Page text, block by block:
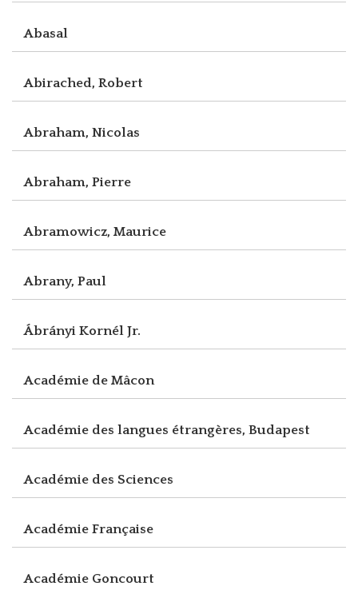
Abasal
Abirached, Robert
Abraham, Nicolas
Abraham, Pierre
Abramowicz, Maurice
Abrany, Paul
Ábrányi Kornél Jr.
Académie de Mâcon
Académie des langues étrangères, Budapest
Académie des Sciences
Académie Française
Académie Goncourt